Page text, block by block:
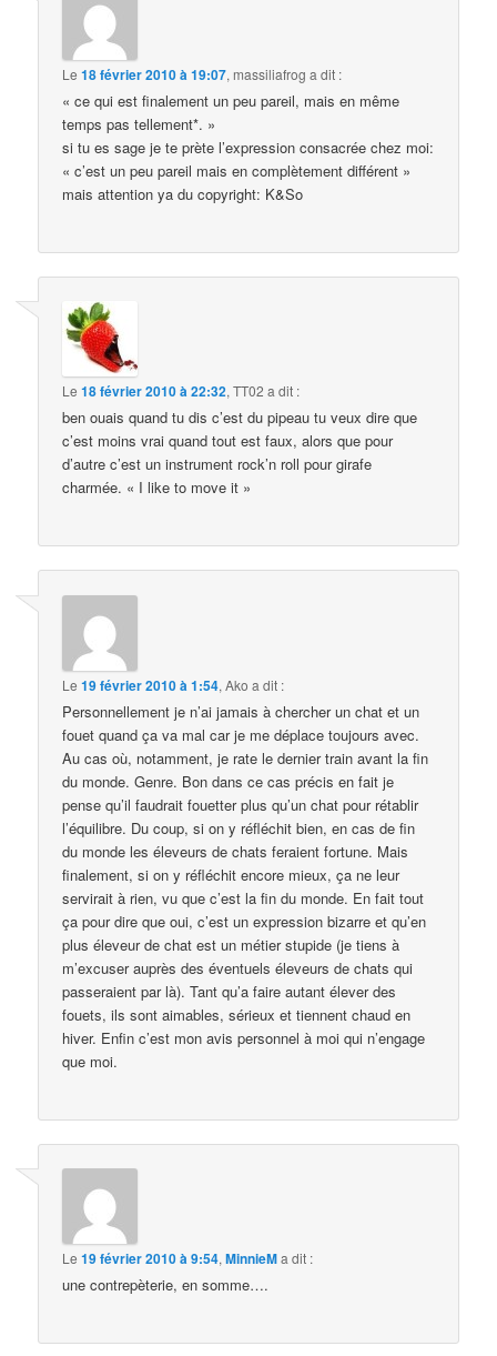
Le18 février 2010 à 19:07, massiliafrog a dit :
« ce qui est finalement un peu pareil, mais en même
temps pas tellement*. »
si tu es sage je te prète l’expression consacrée chez moi:
« c’est un peu pareil mais en complètement différent »
mais attention ya du copyright: K&So
Le18 février 2010 à 22:32,TT02 a dit :
ben ouais quand tu dis c’est du pipeau tu veux dire que
c’est moins vrai quand tout est faux, alors que pour
d’autre c’est un instrument rock’n roll pour girafe
charmée. « I like to move it »
Le19 février 2010 à 1:54,Ako a dit :
Personnellement je n’ai jamais à chercher un chat et un
fouet quand ça va mal car je me déplace toujours avec.
Au cas où, notamment, je rate le dernier train avant la fin
du monde. Genre. Bon dans ce cas précis en fait je
pense qu’il faudrait fouetter plus qu’un chat pour rétablir
l’équilibre. Du coup, si on y réfléchit bien, en cas de fin
du monde les éleveurs de chats feraient fortune. Mais
finalement, si on y réfléchit encore mieux, ça ne leur
servirait à rien, vu que c’est la fin du monde. En fait tout
ça pour dire que oui, c’est un expression bizarre et qu’en
plus éleveur de chat est un métier stupide (je tiens à
m’excuser auprès des éventuels éleveurs de chats qui
passeraient par là). Tant qu’a faire autant élever des
fouets, ils sont aimables, sérieux et tiennent chaud en
hiver. Enfin c’est mon avis personnel à moi qui n’engage
que moi.
Le19 février 2010 à 9:54,MinnieMa dit :
une contrepèterie, en somme….